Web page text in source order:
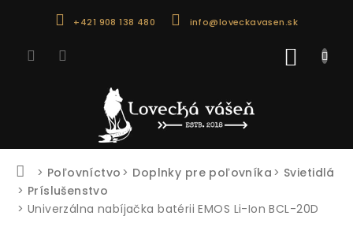
+421 908 138 480 info@loveckavasen.sk
Domov
Poľovníctvo Doplnky pre poľovníka
Svietidlá
Príslušenstvo
Univerzálna nabíjačka batérii EMOS Li-Ion BCL-20D